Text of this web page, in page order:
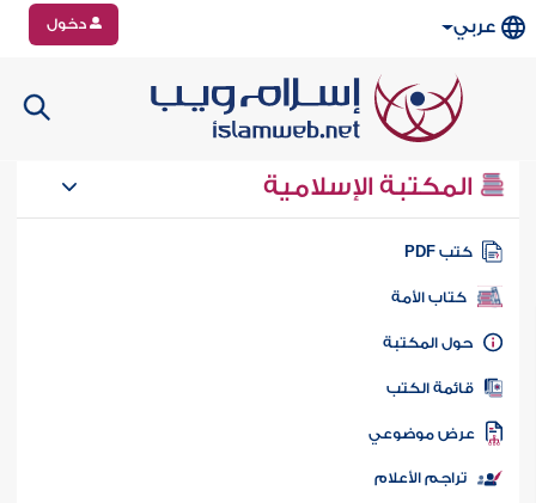
عربي دخول
المكتبة الإسلامية
كتب PDF
كتاب الأمة
المكتبة
الكتب
موضوعي